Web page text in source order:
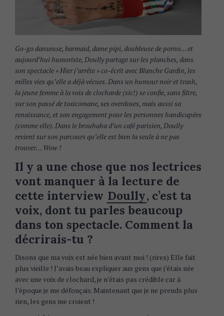
Go-go danseuse, barmaid, dame pipi, doubleuse de porno… et
aujourd’hui humoriste, Doully partage sur les planches, dans
son spectacle « Hier j’arrête » co-écrit avec Blanche Gardin, les
milles vies qu’elle a déjà vécues. Dans un humour noir et trash,
la jeune femme à la voix de clocharde (sic!) se confie, sans filtre,
sur son passé de toxicomane, ses overdoses, mais aussi sa
renaissance, et son engagement pour les personnes handicapées
(comme elle). Dans le brouhaha d’un café parisien, Doully
revient sur son parcours qu’elle est bien la seule à ne pas
trouver… Wow !
Il y a une chose que nos lectrices
vont manquer à la lecture de
cette interview Doully, c’est ta
voix, dont tu parles beaucoup
dans ton spectacle. Comment la
décrirais-tu ?
Disons que ma voix est née bien avant moi ! (rires) Elle fait
plus vieille ! J’avais beau expliquer aux gens que j’étais née
avec une voix de clochard, je n’étais pas crédible car à
l’époque je me défonçais. Maintenant que je ne prends plus
rien, les gens me croient !